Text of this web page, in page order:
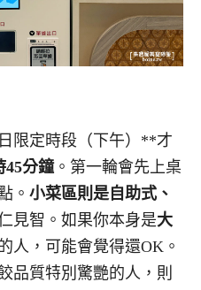
限定時段（下午）**才
45分鐘。第一輪會先上桌
。 小菜區則是自助式、
見智。如果你本身是大
人，可能會覺得還OK。
品質特別驚艷的人，則